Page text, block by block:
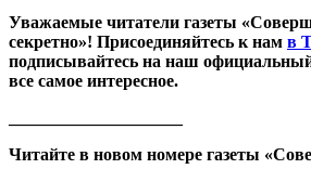
Уважаемые читатели газеты
секретно»! Присоединяйтесь к нам в
подписывайтесь на наш
все самое интересное.
Читайте в новом номере газеты